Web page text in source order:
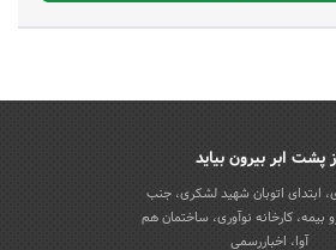
پشت ابر بیرون بیاید
ابتدای اتوبان شهید لشکری، جنب
بیمه، کارخانه نوآوری، ساختمان هم
آوا، اخباررسمی